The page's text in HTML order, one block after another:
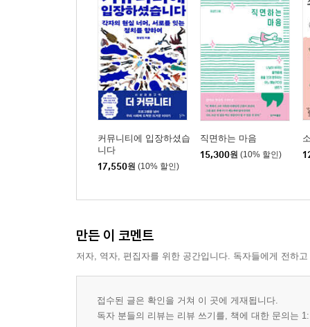
커뮤니티에 입장하셨습
니다
17,550원 (10% 할인)
직면하는 마음
15,300원 (10% 할인)
만든 이 코멘트
저자, 역자, 편집자를 위한 공간입니다. 독자들에게 전하
접수된 글은 확인을 거쳐 이 곳에 게재됩니다.
독자 분들의 리뷰는 리뷰 쓰기를, 책에 대한 문의는